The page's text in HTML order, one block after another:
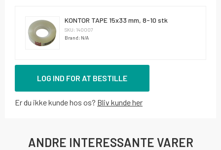
KONTOR TAPE 15x33 mm, 8-10 stk
SKU: 140007
Brand: N/A
LOG IND FOR AT BESTILLE
Er du ikke kunde hos os? Bliv kunde her
ANDRE INTERESSANTE VARER